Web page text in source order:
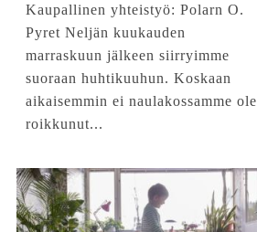
Kaupallinen yhteistyö: Polarn O.
Pyret Neljän kuukauden
marraskuun jälkeen siirryimme
suoraan huhtikuuhun. Koskaan
aikaisemmin ei naulakossamme ole
roikkunut...